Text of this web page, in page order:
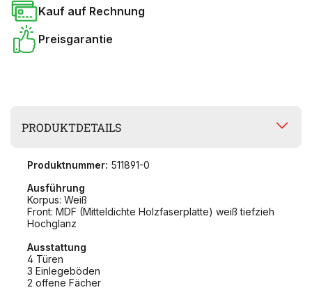
Kauf auf Rechnung
Preisgarantie
PRODUKTDETAILS
Produktnummer: 511891-0
Ausführung
Korpus: Weiß
Front: MDF (Mitteldichte Holzfaserplatte) weiß tiefzieh
Hochglanz
Ausstattung
4 Türen
3 Einlegeböden
2 offene Fächer